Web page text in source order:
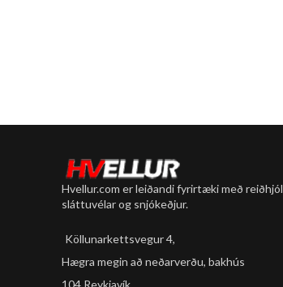
Hvellur.com er leiðandi fyrirtæki með reiðhjól
sláttuvélar og snjókeðjur.
Köllunarkettsvegur 4,
Hægra megin að neðarverðu, bakhús
104 Reykjavík